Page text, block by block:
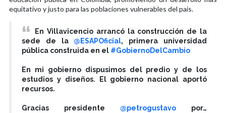
equitativo y justo para las poblaciones vulnerables del país.
En Villavicencio arrancó la construcción de la
sede de la @ESAPOficial, primera universidad
pública construida en el #GobiernoDelCambio
En mi gobierno dispusimos del predio y de los
estudios y diseños. El gobierno nacional aportó
recursos.
Gracias presidente @petrogustavo por…